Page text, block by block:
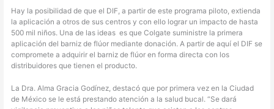
Hay la posibilidad de que el DIF, a partir de este programa piloto, extienda
la aplicación a otros de sus centros y con ello lograr un impacto de hasta
500 mil niños. Una de las ideas es que Colgate suministre la primera
aplicación del barniz de flúor mediante donación. A partir de aquí el DIF se
compromete a adquirir el barniz de flúor en forma directa con los
distribuidores que tienen el producto.
La Dra. Alma Gracia Godínez, destacó que por primera vez en la Ciudad
de México se le está prestando atención a la salud bucal. “Se dará